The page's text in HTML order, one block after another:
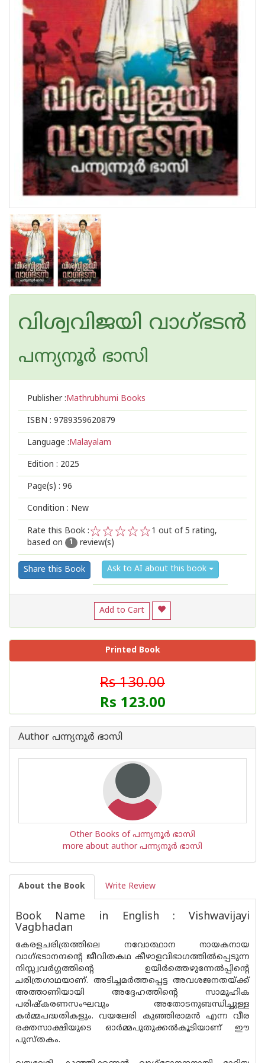
വിശ്വവിജയി വാഗ്ഭടൻ
പന്ന്യനൂര്‍ ഭാസി
Publisher :Mathrubhumi Books
ISBN : 9789359620879
Language :Malayalam
Edition : 2025
Page(s) : 96
Condition : New
Rate this Book :
2
1
1 out of 5 rating,
based on
1 review(s)
Share this Book Ask to AI about this book
Add to Cart
Printed Book
Rs 130.00
Rs 123.00
Author പന്ന്യനൂര്‍ ഭാസി
Other Books of പന്ന്യനൂര്‍ ഭാസി
more about author പന്ന്യനൂര്‍ ഭാസി
About the Book Write Review
Book Name in English : Vishwavijayi
Vagbhadan
കേരളചരിത്രത്തിലെ നവോത്ഥാന നായകനായ
വാഗ്ഭടാനന്ദന്റെ ജീവിതകഥ കീഴാളവിഭാഗത്തില്‍പ്പെടുന്ന
നിസ്സ്വവര്‍ഗ്ഗത്തിന്റെ ഉയിര്‍ത്തെഴുന്നേല്‍പ്പിന്റെ
ചരിത്രഗാഥയാണ്. അടിച്ചമര്‍ത്തപ്പെട്ട അവശജനതയ്ക്ക്
അത്താണിയായി അദ്ദേഹത്തിന്റെ സാമൂഹിക
പരിഷ്‌കരണസംഘവും അതോടനുബന്ധിച്ചുള്ള
കര്‍മ്മപദ്ധതികളും. വയലേരി കുഞ്ഞിരാമന്‍ എന്ന വീര
രക്തസാക്ഷിയുടെ ഓര്‍മ്മപുതുക്കല്‍കൂടിയാണ് ഈ
പുസ്തകം.